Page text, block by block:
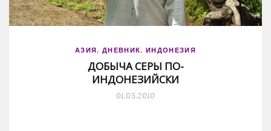
АЗИЯ,ДНЕВНИК, ИНДОНЕЗИЯ
ДОБЫЧА СЕРЫ ПО-
ИНДОНЕЗИЙСКИ
01.05.2010